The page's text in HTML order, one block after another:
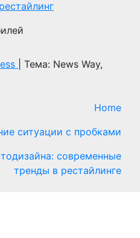
Тема: News Way,
Home
ситуации с пробками
современные
тренды в рестайлинге